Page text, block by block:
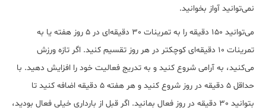
نمی‌توانید آواز بخوانید.
می‌توانید 150 دقیقه را به تمرینات 30 دقیقه‌ای در 5 روز هفته یا به
تمرینات 10 دقیقه‌ای کوچکتر در هر روز تقسیم کنید. اگر تازه ورزش
می‌کنید، به آرامی شروع کنید و به تدریج فعالیت خود را افزایش دهید. با
حداقل 5 دقیقه در روز شروع کنید و هر هفته 5 دقیقه اضافه کنید تا
بتوانید 30 دقیقه در روز فعال بمانید. اگر قبل از بارداری خیلی فعال بودید،